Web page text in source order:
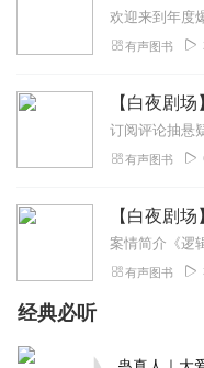
有声图书
有声图书
有声图书
经典必听